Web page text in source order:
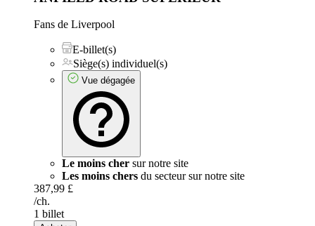
Fans de Liverpool
E-billet(s)
Siège(s) individuel(s)
Vue dégagée
Le moins cher sur notre site
Les moins chers du secteur sur notre site
387,99 £
/ch.
1 billet